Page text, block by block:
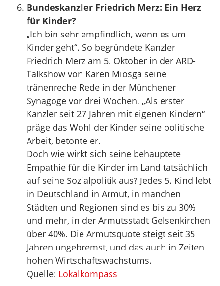
Bundeskanzler Friedrich Merz: Ein Herz
für Kinder?
„Ich bin sehr empfindlich, wenn es um
Kinder geht“. So begründete Kanzler
Friedrich Merz am 5. Oktober in der ARD-
Talkshow von Karen Miosga seine
tränenreche Rede in der Münchener
Synagoge vor drei Wochen. „Als erster
Kanzler seit 27 Jahren mit eigenen Kindern“
präge das Wohl der Kinder seine politische
Arbeit, betonte er.
Doch wie wirkt sich seine behauptete
Empathie für die Kinder im Land tatsächlich
auf seine Sozialpolitik aus? Jedes 5. Kind lebt
in Deutschland in Armut, in manchen
Städten und Regionen sind es bis zu 30%
und mehr, in der Armutsstadt Gelsenkirchen
über 40%. Die Armutsquote steigt seit 35
Jahren ungebremst, und das auch in Zeiten
hohen Wirtschaftswachstums.
Quelle: Lokalkompass